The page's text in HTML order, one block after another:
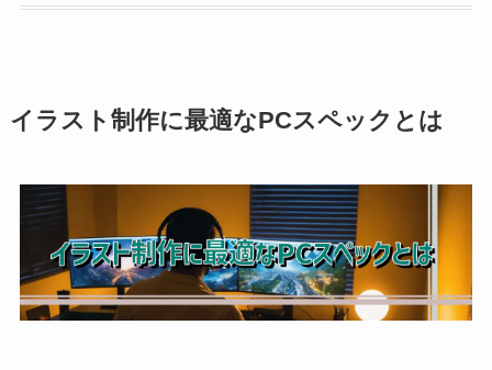
イラスト制作に最適なPCスペックとは